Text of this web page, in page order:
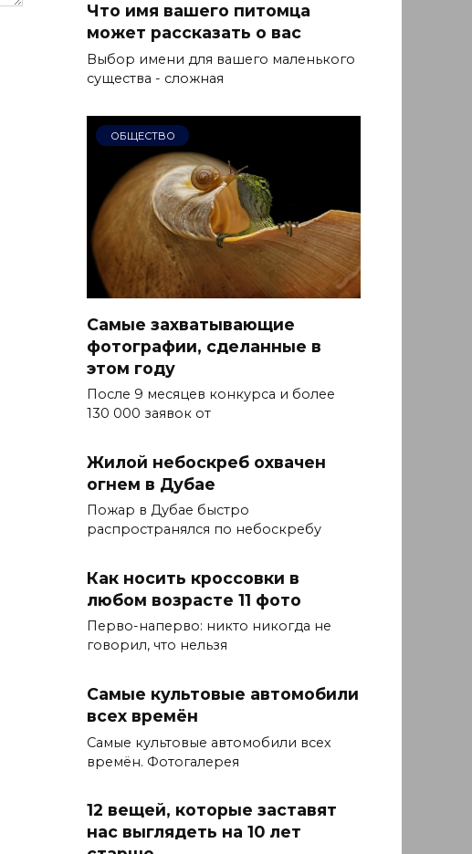
Что имя вашего питомца
может рассказать о вас
Выбор имени для вашего маленького
существа - сложная
ОБЩЕСТВО
Самые захватывающие
фотографии, сделанные в
этом году
После 9 месяцев конкурса и более
130 000 заявок от
Жилой небоскреб охвачен
огнем в Дубае
Пожар в Дубае быстро
распространялся по небоскребу
Как носить кроссовки в
любом возрасте 11 фото
Перво-наперво: никто никогда не
говорил, что нельзя
Самые культовые автомобили
всех времён
Самые культовые автомобили всех
времён. Фотогалерея
12 вещей, которые заставят
нас выглядеть на 10 лет